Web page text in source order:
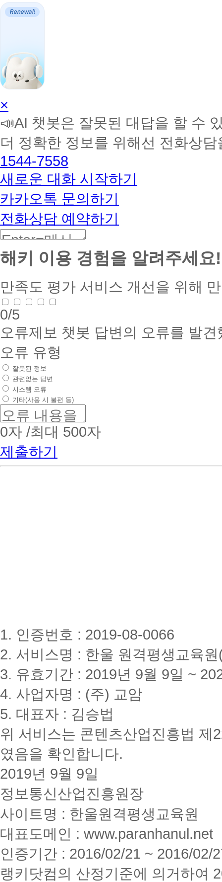
AI
학
습
토
커
BETA
×
📣AI 챗봇은 잘못된 대답을 할 수
더 정확한 정보를 위해선 전화상
1544-7558
새로운 대화 시작하기
카카오톡 문의하기
전화상담 예약하기
해키 이용 경험을 알려주세요!
만족도 평가 서비스 개선을 위해
0/5
오류제보 챗봇 답변의 오류를 발
오류 유형
잘못된 정보
관련없는 답변
시스템 오류
기타(사용 시 불편 등)
0자 /최대 500자
제출하기
1. 인증번호 : 2019-08-0066
2. 서비스명 : 한울 원격평생교육
3. 유효기간 : 2019년 9월 9일 ~
4. 사업자명 : (주) 교암
5. 대표자 : 김승법
위 서비스는 콘텐츠산업진흥법 제
였음을 확인합니다.
2019년 9월 9일
정보통신산업진흥원장
사이트명 : 한울원격평생교육원
대표도메인 : www.paranhanul.net
인증기간 : 2016/02/21 ~ 2016/02/
랭키닷컴의 산정기준에 의거하여